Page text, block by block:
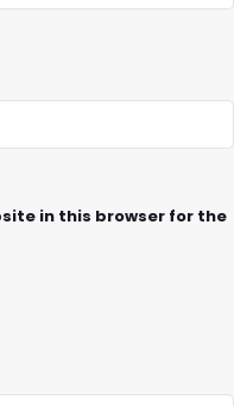
in this browser for the